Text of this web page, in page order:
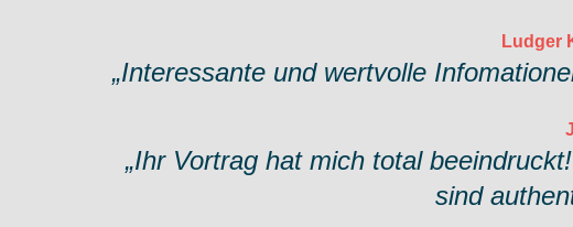
Ludger
„Interessante und wertvolle
„Ihr Vortrag hat mich total
sind